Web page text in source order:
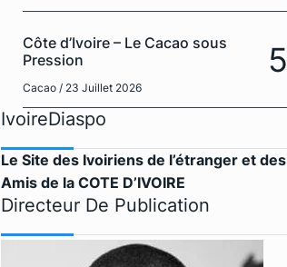
Côte d’Ivoire – Le Cacao sous
Pression
Cacao / 23 Juillet 2026
5
IvoireDiaspo
Le Site des Ivoiriens de l’étranger et des
Amis de la COTE D’IVOIRE
Directeur De Publication